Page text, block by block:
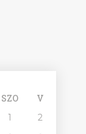
SZO V
1
2